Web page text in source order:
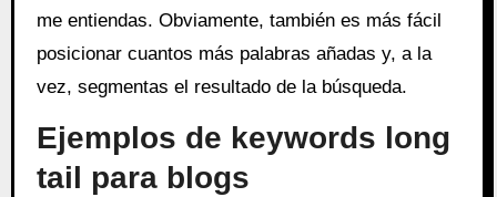
me entiendas. Obviamente, también es más fácil
posicionar cuantos más palabras añadas y, a la
vez, segmentas el resultado de la búsqueda.
Ejemplos de keywords long
tail para blogs